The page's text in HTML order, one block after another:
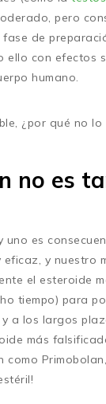
pero
de
ello con efectos
humano.
¿por qué no
no es
es
eficaz, y
el esteroide
tiempo) para
a los largos
más